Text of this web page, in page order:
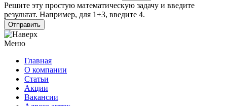
Решите эту простую математическую задачу и введите
результат. Например, для 1+3, введите 4.
Меню
Главная
О компании
Статьи
Акции
Вакансии